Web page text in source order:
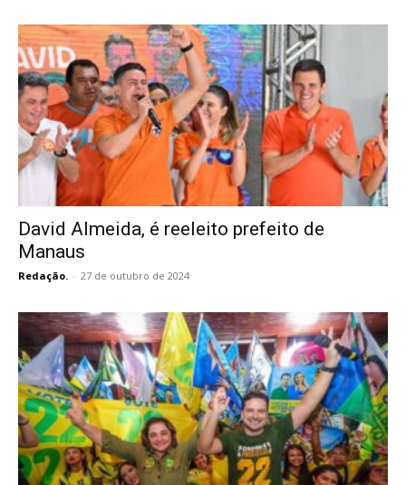
David Almeida, é reeleito prefeito de
Manaus
Redação. - 27 de outubro de 2024